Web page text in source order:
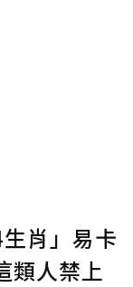
認送出
肖」易卡
類人禁上